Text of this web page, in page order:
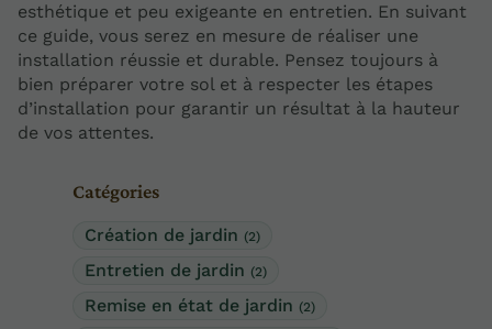
Catégories
Création de jardin (2)
Entretien de jardin (2)
Remise en état de jardin (2)
esthétique et peu exigeante en entretien. En suivant
ce guide, vous serez en mesure de réaliser une
installation réussie et durable. Pensez toujours à
bien préparer votre sol et à respecter les étapes
d’installation pour garantir un résultat à la hauteur
de vos attentes.